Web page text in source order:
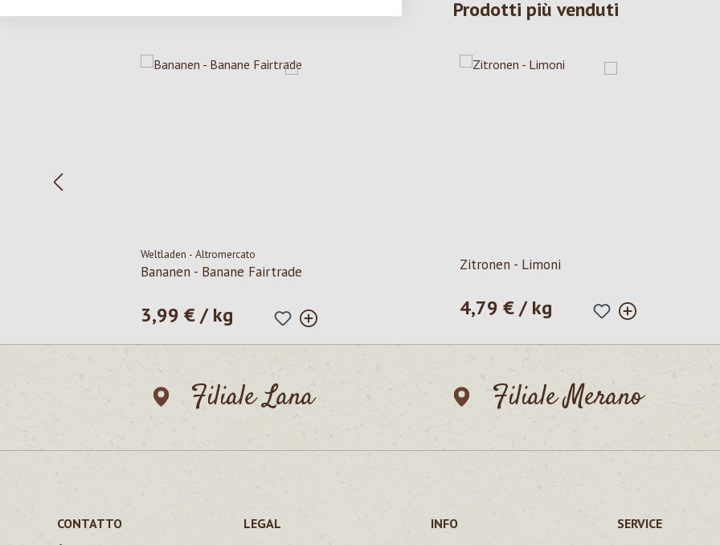
Prodotti più venduti
Weltladen - Altromercato
Bananen - Banane Fairtrade
Prezzo normale:
3,99 € / kg
Zitronen - Limoni
Prezzo normale:
4,79 € / kg
Filiale Lana Filiale Merano
CONTATTO LEGAL INFO SERVICE